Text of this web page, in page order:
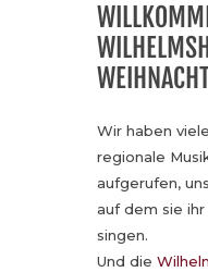
Wir haben
regionale
aufgerufen,
auf dem sie
singen.
Und die